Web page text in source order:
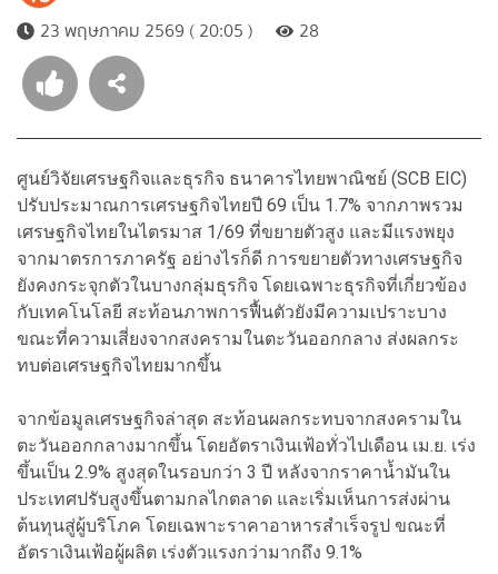
23 พฤษภาคม 2569 ( 20:05 )
28
ศูนย์วิจัยเศรษฐกิจและธุรกิจ ธนาคารไทยพาณิชย์ (SCB EIC)
ปรับประมาณการเศรษฐกิจไทยปี 69 เป็น 1.7% จากภาพรวม
เศรษฐกิจไทยในไตรมาส 1/69 ที่ขยายตัวสูง และมีแรงพยุง
จากมาตรการภาครัฐ อย่างไรก็ดี การขยายตัวทางเศรษฐกิจ
ยังคงกระจุกตัวในบางกลุ่มธุรกิจ โดยเฉพาะธุรกิจที่เกี่ยวข้อง
กับเทคโนโลยี สะท้อนภาพการฟื้นตัวยังมีความเปราะบาง
ขณะที่ความเสี่ยงจากสงครามในตะวันออกกลาง ส่งผลกระ
ทบต่อเศรษฐกิจไทยมากขึ้น
จากข้อมูลเศรษฐกิจล่าสุด สะท้อนผลกระทบจากสงครามใน
ตะวันออกกลางมากขึ้น โดยอัตราเงินเฟ้อทั่วไปเดือน เม.ย. เร่ง
ขึ้นเป็น 2.9% สูงสุดในรอบกว่า 3 ปี หลังจากราคาน้ำมันใน
ประเทศปรับสูงขึ้นตามกลไกตลาด และเริ่มเห็นการส่งผ่าน
ต้นทุนสู่ผู้บริโภค โดยเฉพาะราคาอาหารสำเร็จรูป ขณะที่
อัตราเงินเฟ้อผู้ผลิต เร่งตัวแรงกว่ามากถึง 9.1%